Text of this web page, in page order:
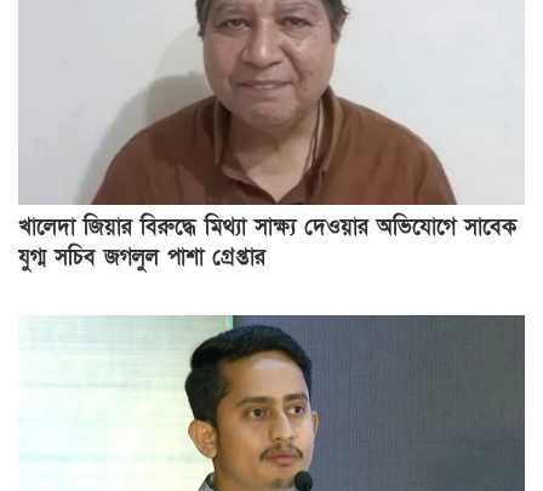
খালেদা জিয়ার বিরুদ্ধে মিথ্যা সাক্ষ্য দেওয়ার অভিযোগে সাবেক
যুগ্ম সচিব জগলুল পাশা গ্রেপ্তার